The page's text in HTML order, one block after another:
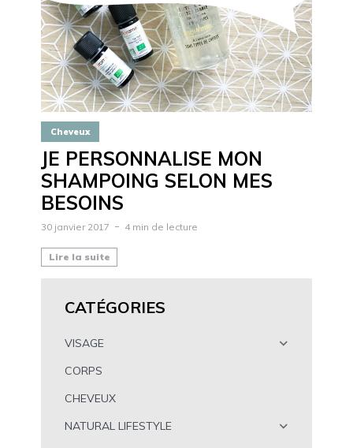
Cheveux
JE PERSONNALISE MON
SHAMPOING SELON MES
BESOINS
30 janvier 2017 4 min de lecture
Lire la suite
CATÉGORIES
VISAGE
CORPS
CHEVEUX
NATURAL LIFESTYLE